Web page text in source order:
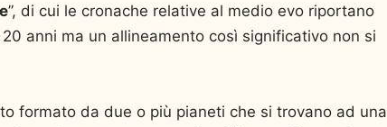
”, di cui le cronache relative al medio evo riportano
anni ma un allineamento così significativo non si
formato da due o più pianeti che si trovano ad una